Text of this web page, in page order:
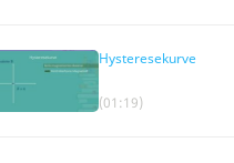
Hysteresekurve
(01:19)